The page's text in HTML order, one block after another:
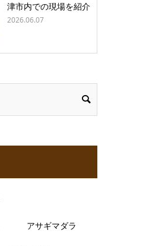
津市内での現場を紹介
2026.06.07
アサギマダラ